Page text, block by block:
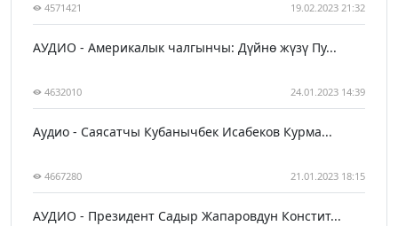
4571421 19.02.2023 21:32
АУДИО - Америкалык чалгынчы: Дүйнө жүзү Пу...
4632010 24.01.2023 14:39
Аудио - Саясатчы Кубанычбек Исабеков Курма...
4667280 21.01.2023 18:15
АУДИО - Президент Садыр Жапаровдун Констит...